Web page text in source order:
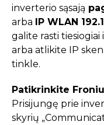
inverterio sąsają
arba IP WLAN
galite rasti
arba atlikite IP
tinkle.
Patikrinkite
Prisijungę prie
skyrių